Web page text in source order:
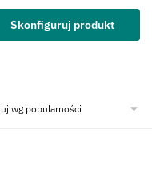
Skonfiguruj produkt